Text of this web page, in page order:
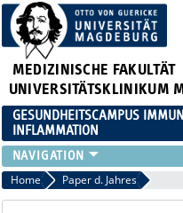
MEDIZINISCHE FAKULTÄT
UNIVERSITÄTSKLINIKUM
GESUNDHEITSCAMPUS
INFLAMMATION
ÜBER UNS
MITGLIEDER
Home Paper d. Jahres